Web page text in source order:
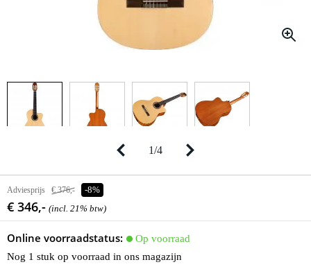
1/4
Adviesprijs € 376,- -8%
€ 346,- (incl. 21% btw)
Online voorraadstatus:
Op voorraad
Nog 1 stuk op voorraad in ons magazijn